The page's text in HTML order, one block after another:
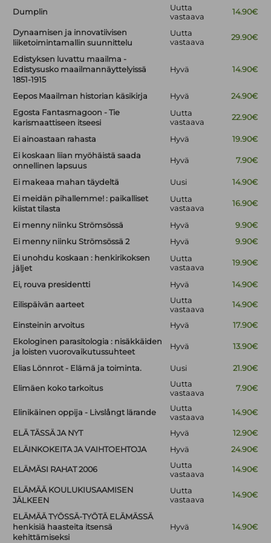
Dumplin
Uutta
vastaava
14.90€
Dynaamisen ja innovatiivisen
liiketoimintamallin suunnittelu
Uutta
vastaava
29.90€
Edistyksen luvattu maailma -
Edistysusko maailmannäyttelyissä
1851-1915
Hyvä 14.90€
Eepos Maailman historian käsikirja Hyvä
24.90€
Egosta Fantasmagoon - Tie
karismaattiseen itseesi
Uutta
vastaava
22.90€
Ei ainoastaan rahasta Hyvä
19.90€
Ei koskaan liian myöhäistä saada
onnellinen lapsuus
Hyvä 7.90€
Ei makeaa mahan täydeltä Uusi
14.90€
Ei meidän pihallemme! : paikalliset
kiistat tilasta
Uutta
vastaava
16.90€
Ei menny niinku Strömsössä Hyvä
9.90€
Ei menny niinku Strömsössä 2
Hyvä
9.90€
Ei unohdu koskaan : henkirikoksen
jäljet
Uutta
vastaava
19.90€
Ei, rouva presidentti Hyvä 14.90€
Eilispäivän aarteet
Uutta
vastaava
14.90€
Einsteinin arvoitus Hyvä
17.90€
Ekologinen parasitologia : nisäkkäiden
ja loisten vuorovaikutussuhteet
Hyvä 13.90€
Elias Lönnrot - Elämä ja toiminta. Uusi 21.90€
Elimäen koko tarkoitus
Uutta
vastaava
7.90€
Elinikäinen oppija - Livslångt lärande
Uutta
vastaava
14.90€
ELÄ TÄSSÄ JA NYT Hyvä
12.90€
ELÄINKOKEITA JA VAIHTOEHTOJA
Hyvä 24.90€
ELÄMÄSI RAHAT 2006
Uutta
vastaava
14.90€
ELÄMÄÄ KOULUKIUSAAMISEN
JÄLKEEN
Uutta
vastaava
14.90€
ELÄMÄÄ TYÖSSÄ-TYÖTÄ ELÄMÄSSÄ
henkisiä haasteita itsensä
kehittämiseksi
Hyvä 14.90€